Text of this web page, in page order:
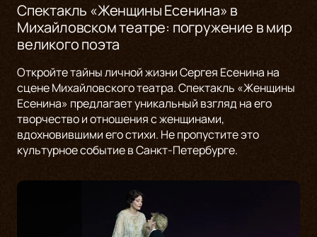
Спектакль «Женщины Есенина» в
Михайловском театре: погружение в мир
великого поэта
Откройте тайны личной жизни Сергея Есенина на
сцене Михайловского театра. Спектакль «Женщины
Есенина» предлагает уникальный взгляд на его
творчество и отношения с женщинами,
вдохновившими его стихи. Не пропустите это
культурное событие в Санкт-Петербурге.